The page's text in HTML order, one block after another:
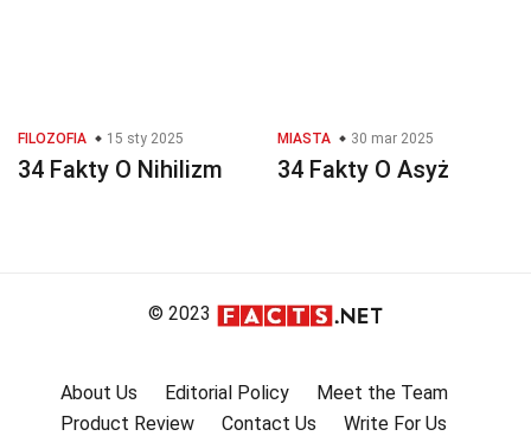
FILOZOFIA 15 sty 2025
34 Fakty O Nihilizm
MIASTA 30 mar 2025
34 Fakty O Asyż
© 2023
About Us Editorial Policy
Meet the Team
Product Review
Contact Us
Write For Us